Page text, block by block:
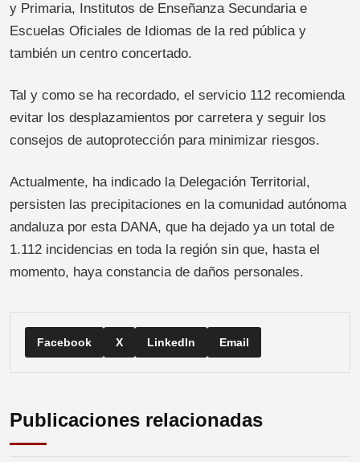
y Primaria, Institutos de Enseñanza Secundaria e
Escuelas Oficiales de Idiomas de la red pública y
también un centro concertado.
Tal y como se ha recordado, el servicio 112 recomienda
evitar los desplazamientos por carretera y seguir los
consejos de autoprotección para minimizar riesgos.
Actualmente, ha indicado la Delegación Territorial,
persisten las precipitaciones en la comunidad autónoma
andaluza por esta DANA, que ha dejado ya un total de
1.112 incidencias en toda la región sin que, hasta el
momento, haya constancia de daños personales.
Facebook X LinkedIn Email
Publicaciones relacionadas